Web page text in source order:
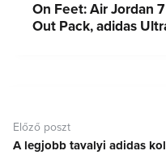
On Feet: Air Jordan
Out Pack, adidas
navigáció
Előző poszt
Előző
A legjobb tavalyi adidas